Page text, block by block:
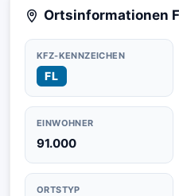
Ortsinformationen
KFZ-KENNZEICHEN
FL
EINWOHNER
91.000
ORTSTYP